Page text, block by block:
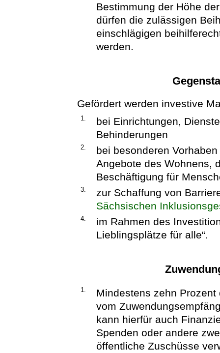
Bestimmung der Höhe
dürfen die zulässigen
einschlägigen
werden.
Gefördert werden investive
1.
bei Einrichtungen,
Behinderungen
2.
bei besonderen
Angebote des Wohnens,
Beschäftigung für
3.
zur Schaffung von
Sächsischen
4.
im Rahmen des
Lieblingsplätze für alle“.
1.
Mindestens zehn
vom
kann hierfür auch
Spenden oder andere
öffentliche Zuschüsse